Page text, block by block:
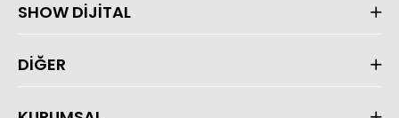
SHOW DİJİTAL
DİĞER